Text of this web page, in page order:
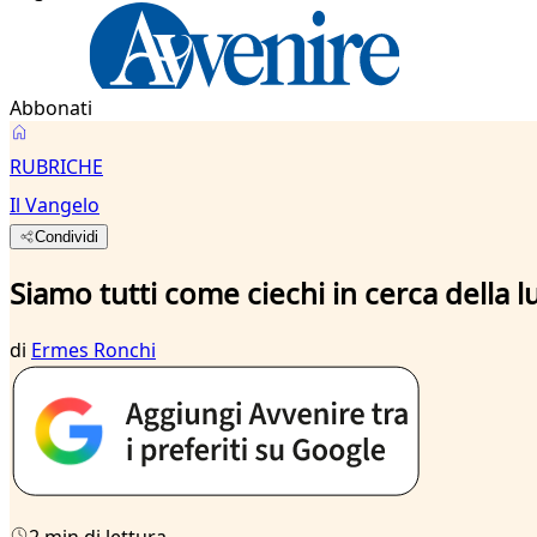
Abbonati
RUBRICHE
Il Vangelo
Condividi
Siamo tutti come ciechi in cerca della
di Ermes Ronchi